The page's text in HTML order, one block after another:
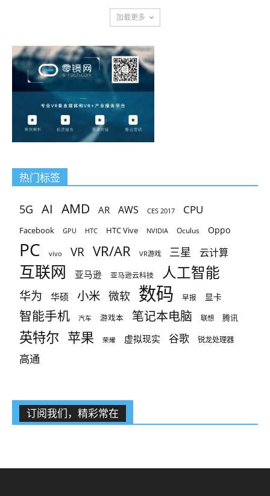
加载更多
热门标签
5G AI AMD AR AWS CES 2017 CPU
Facebook GPU HTC HTC Vive NVIDIA Oculus Oppo
PC vivo VR VR/AR VR游戏 三星 云计算
互联网 亚马逊 亚马逊云科技 人工智能
华为 华硕 小米 微软 数码 早报 显卡
智能手机 汽车 游戏本 笔记本电脑 联想 腾讯
英特尔 苹果 荣耀 虚拟现实 谷歌 锐龙处理器
高通
订阅我们，精彩常在